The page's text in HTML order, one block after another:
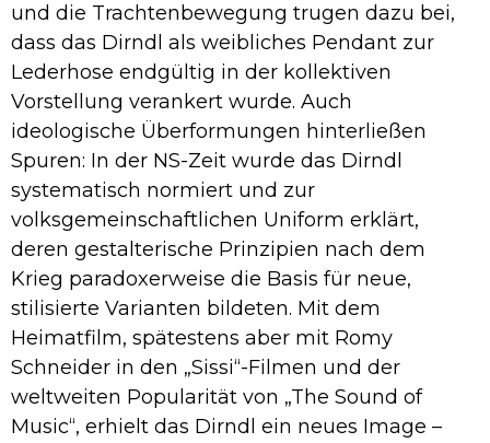
und die Trachtenbewegung trugen dazu bei,
dass das Dirndl als weibliches Pendant zur
Lederhose endgültig in der kollektiven
Vorstellung verankert wurde. Auch
ideologische Überformungen hinterließen
Spuren: In der NS-Zeit wurde das Dirndl
systematisch normiert und zur
volksgemeinschaftlichen Uniform erklärt,
deren gestalterische Prinzipien nach dem
Krieg paradoxerweise die Basis für neue,
stilisierte Varianten bildeten. Mit dem
Heimatfilm, spätestens aber mit Romy
Schneider in den „Sissi“-Filmen und der
weltweiten Popularität von „The Sound of
Music“, erhielt das Dirndl ein neues Image –